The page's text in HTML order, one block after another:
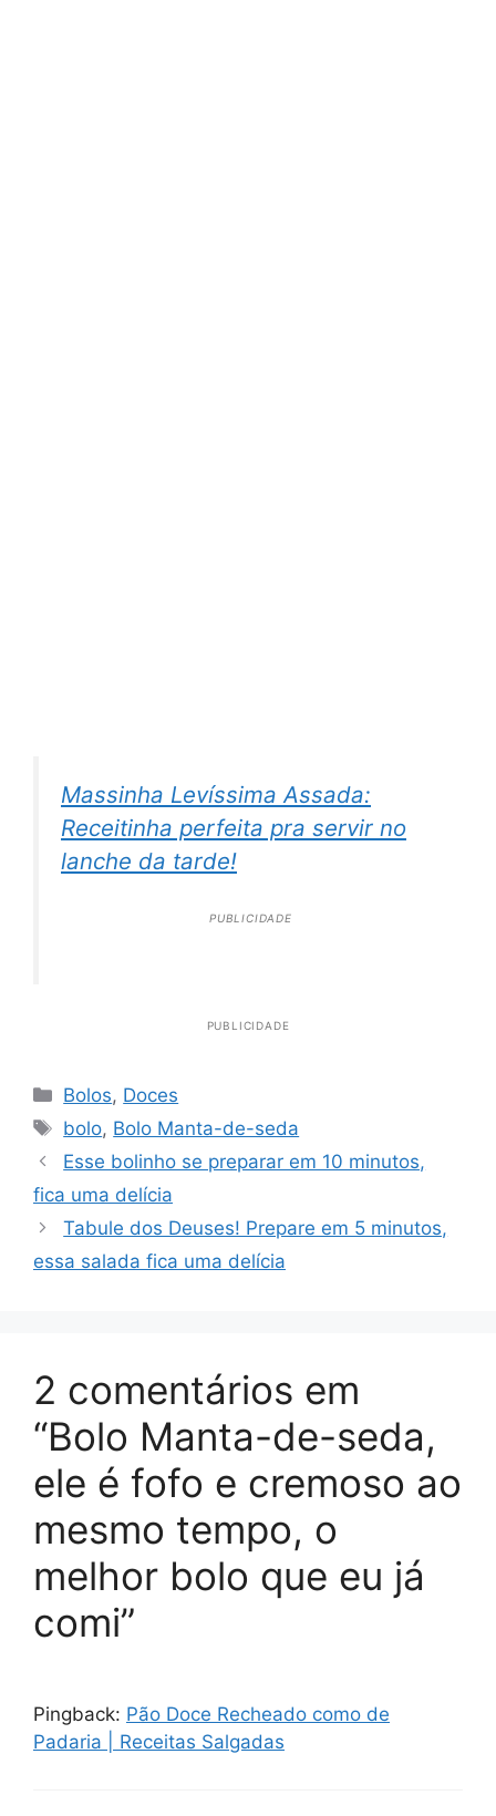
Massinha Levíssima Assada:
Receitinha perfeita pra servir no
lanche da tarde!
PUBLICIDADE
PUBLICIDADE
Categorias
Bolos, Doces
Tags
bolo, Bolo Manta-de-seda
Esse bolinho se preparar em 10 minutos,
fica uma delícia
Tabule dos Deuses! Prepare em 5 minutos,
essa salada fica uma delícia
2 comentários em
“Bolo Manta-de-seda,
ele é fofo e cremoso ao
mesmo tempo, o
melhor bolo que eu já
comi”
Pingback: Pão Doce Recheado como de
Padaria | Receitas Salgadas